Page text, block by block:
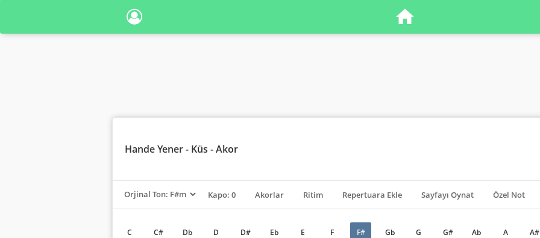
Hande Yener- Küs - Akor
Kapo: 0 Akorlar Ritim Repertuara Ekle Sayfayı Oynat Özel Not
C C# Db D D# Eb E F F# Gb G G# Ab A A#